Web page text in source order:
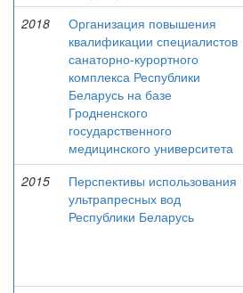
2018
Организация повышения
квалификации специалистов
санаторно-курортного
комплекса Республики
Беларусь на базе
Гродненского
государственного
медицинского университета
2015
Перспективы использования
ультрапресных вод
Республики Беларусь